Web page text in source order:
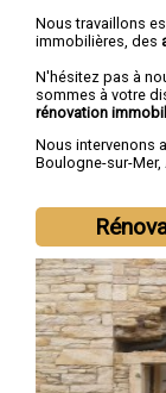
Nous travaillons
immobilières, des
N'hésitez pas à
sommes à votre
rénovation
Nous intervenons
Boulogne-sur-Mer,